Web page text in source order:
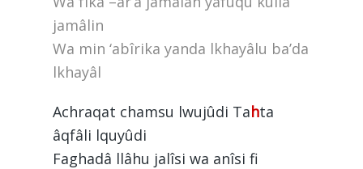
jamâlin
Wa min ‘abîrika yanda lkhayâlu ba’da
lkhayâl
Achraqat chamsu lwujûdi Tahta
âqfâli lquyûdi
Faghadâ llâhu jalîsi wa anîsi fi